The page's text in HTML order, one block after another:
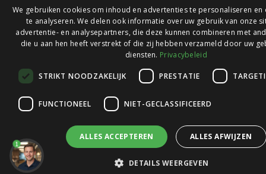
© 2026 Ledlichtdiscounter.nl
op
Webwinkelkeur
1
We gebruiken cookies om inhoud en advertenties te personaliseren en
te analyseren. We delen ook informatie over uw gebruik van onze
advertentie- en analysepartners, die deze kunnen combineren met
die u aan hen heeft verstrekt of die zij hebben verzameld door uw
diensten. Privacybeleid
STRIKT NOODZAKELIJK PRESTATIE
FUNCTIONEEL NIET-GECLASSIFICEERD
ALLES ACCEPTEREN ALLES AFWIJZEN
DETAILS WEERGEVEN